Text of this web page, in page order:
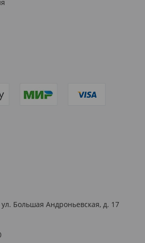
ул. Большая Андроньевская, д. 17